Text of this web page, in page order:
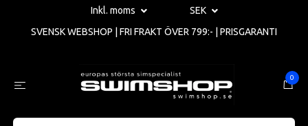
Inkl. moms
SEK
SVENSK WEBSHOP | FRI FRAKT ÖVER 799:- | PRISGARANTI
0